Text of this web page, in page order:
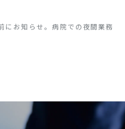
にお知らせ。病院での夜間業務